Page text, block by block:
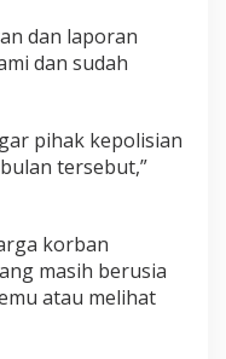
dan laporan
dan sudah
pihak kepolisian
tersebut,”
korban
masih berusia
atau melihat